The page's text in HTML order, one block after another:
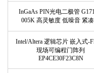
InGaAs PIN光电二极管
005K 高灵敏度 低噪音 紧
Intel/Altera 逻辑芯片 嵌入式-
现场可编程门阵列
EP4CE30F23C8N